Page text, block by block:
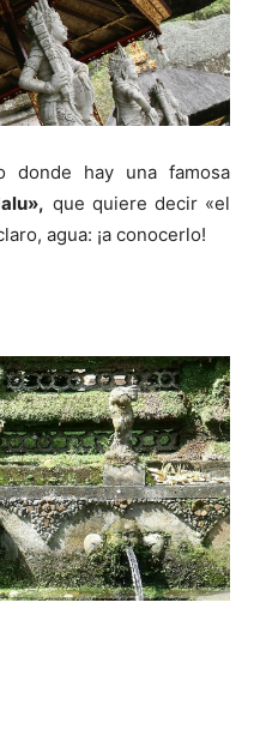
donde hay una famosa
que quiere decir «el
agua: ¡a conocerlo!